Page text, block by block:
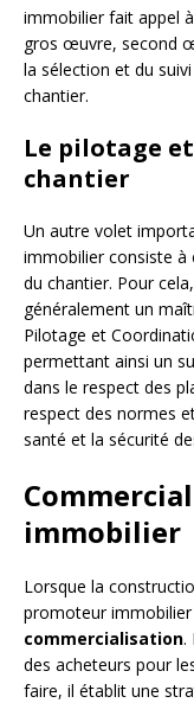
immobilier fait appel
gros œuvre, second
la sélection et du
chantier.
Le pilotage
chantier
Un autre volet
immobilier consiste à
du chantier. Pour
généralement un
Pilotage et
permettant ainsi un
dans le respect des
respect des normes
santé et la sécurité
immobilier
Lorsque la
promoteur
commercialisation.
des acheteurs pour
faire, il établit une